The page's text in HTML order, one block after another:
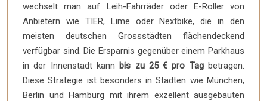
wechselt man auf Leih-Fahrräder oder E-Roller von
Anbietern wie TIER, Lime oder Nextbike, die in den
meisten deutschen Grossstädten flächendeckend
verfügbar sind. Die Ersparnis gegenüber einem Parkhaus
in der Innenstadt kann bis zu 25 € pro Tagbetragen.
Diese Strategie ist besonders in Städten wie München,
Berlin und Hamburg mit ihrem exzellent ausgebauten